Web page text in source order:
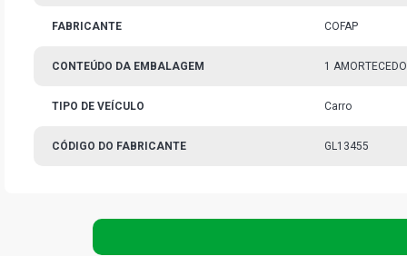
FABRICANTE COFAP
CONTEÚDO DA EMBALAGEM 1
TIPO DE VEÍCULO Carro
CÓDIGO DO FABRICANTE GL13455